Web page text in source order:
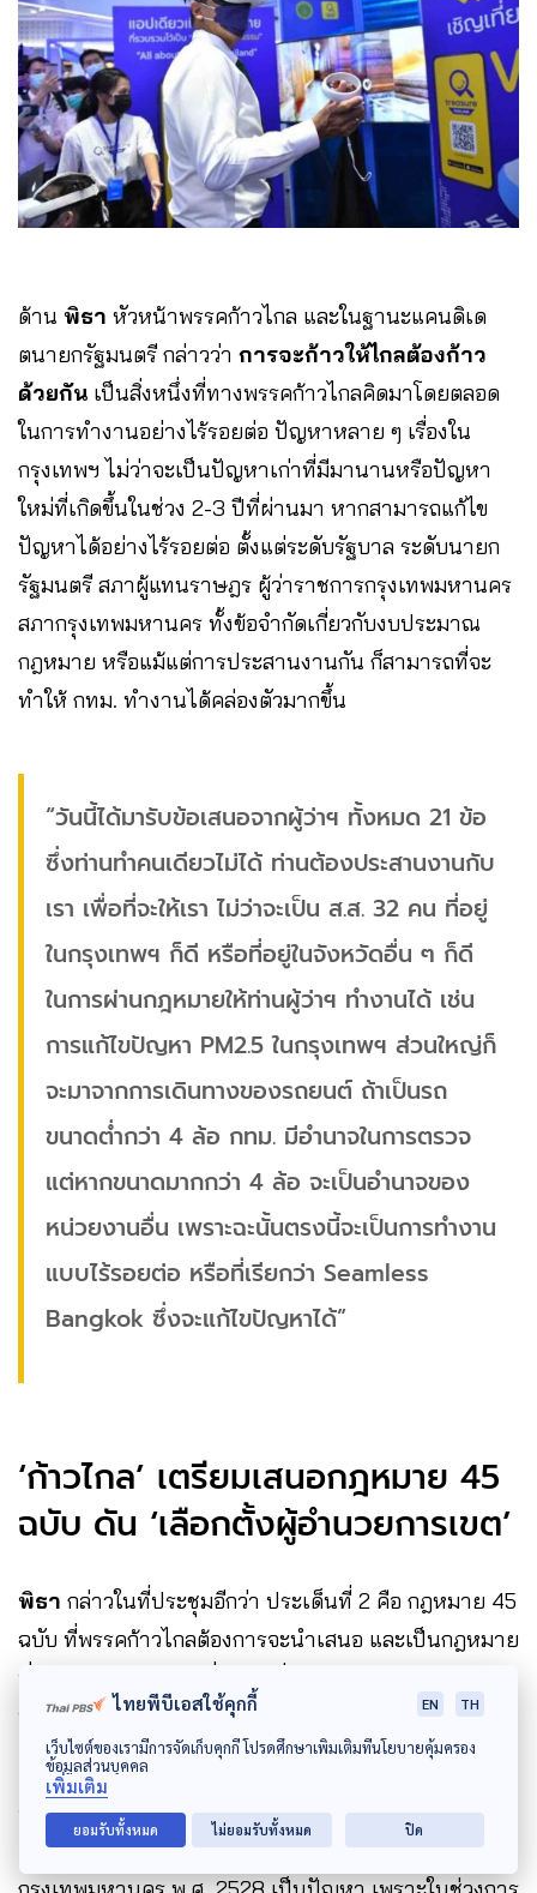
ด้าน พิธา หัวหน้าพรรคก้าวไกล และในฐานะแคนดิเด
ตนายกรัฐมนตรี กล่าวว่า การจะก้าวให้ไกลต้องก้าว
ด้วยกัน เป็นสิ่งหนึ่งที่ทางพรรคก้าวไกลคิดมาโดยตลอด
ในการทำงานอย่างไร้รอยต่อ ปัญหาหลาย ๆ เรื่องใน
กรุงเทพฯ ไม่ว่าจะเป็นปัญหาเก่าที่มีมานานหรือปัญหา
ใหม่ที่เกิดขึ้นในช่วง 2-3 ปีที่ผ่านมา หากสามารถแก้ไข
ปัญหาได้อย่างไร้รอยต่อ ตั้งแต่ระดับรัฐบาล ระดับนายก
รัฐมนตรี สภาผู้แทนราษฎร ผู้ว่าราชการกรุงเทพมหานคร
สภากรุงเทพมหานคร ทั้งข้อจำกัดเกี่ยวกับงบประมาณ
กฎหมาย หรือแม้แต่การประสานงานกัน ก็สามารถที่จะ
ทำให้ กทม. ทำงานได้คล่องตัวมากขึ้น
“วันนี้ได้มารับข้อเสนอจากผู้ว่าฯ ทั้งหมด 21 ข้อ
ซึ่งท่านทำคนเดียวไม่ได้ ท่านต้องประสานงานกับ
เรา เพื่อที่จะให้เรา ไม่ว่าจะเป็น ส.ส. 32 คน ที่อยู่
ในกรุงเทพฯ ก็ดี หรือที่อยู่ในจังหวัดอื่น ๆ ก็ดี
ในการผ่านกฎหมายให้ท่านผู้ว่าฯ ทำงานได้ เช่น
การแก้ไขปัญหา PM2.5 ในกรุงเทพฯ ส่วนใหญ่ก็
จะมาจากการเดินทางของรถยนต์ ถ้าเป็นรถ
ขนาดต่ำกว่า 4 ล้อ กทม. มีอำนาจในการตรวจ
แต่หากขนาดมากกว่า 4 ล้อ จะเป็นอำนาจของ
หน่วยงานอื่น เพราะฉะนั้นตรงนี้จะเป็นการทำงาน
แบบไร้รอยต่อ หรือที่เรียกว่า Seamless
Bangkok ซึ่งจะแก้ไขปัญหาได้”
‘ก้าวไกล’ เตรียมเสนอกฎหมาย 45
ฉบับ ดัน ‘เลือกตั้งผู้อำนวยการเขต’
พิธา กล่าวในที่ประชุมอีกว่า ประเด็นที่ 2 คือ กฎหมาย 45
ฉบับ ที่พรรคก้าวไกลต้องการจะนำเสนอ และเป็นกฎหมาย
ที่มีส่วนได้ส่วนเสียอยู่ที่ กทม. นั่นคือการเสนอพระราช
บัญญัติกรุงเทพมหานครในการเลือกตั้งผู้อำนวยการเขต
ด้านผศ.พิชญ์ พงษ์สวัสดิ์
รัฐศาสตร์ จุฬาลงกรณ์มหาวิทยาลัย ได้ให้สัมภาษณ์กับ
The Activeก่อนหน้านี้ว่า พ.ร.บ.ระเบียบบริหารราชการ
ไทยพีบีเอสใช้คุกกี้ EN TH
เว็บไซต์ของเรามีการจัดเก็บคุกกี้ โปรดศึกษาเพิ่มเติมที่นโยบายคุ้มครอง
ข้อมูลส่วนบุคคล
เพิ่มเติม
ยอมรับทั้งหมด ไม่ยอมรับทั้งหมด ปิด